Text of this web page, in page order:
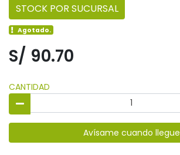
STOCK POR SUCURSAL
Agotado.
S/ 90.70
CANTIDAD
Avísame cuando llegue